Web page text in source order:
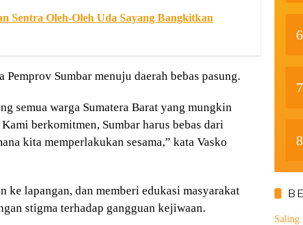
Sentra Oleh-Oleh Uda Sayang Bangkitkan
Sumbar menuju daerah bebas pasung.
semua warga Sumatera Barat yang mungkin
berkomitmen, Sumbar harus bebas dari
kita memperlakukan sesama,” kata Vasko
ke lapangan, dan memberi edukasi masyarakat
stigma terhadap gangguan kejiwaan.
6
7
8
Saling